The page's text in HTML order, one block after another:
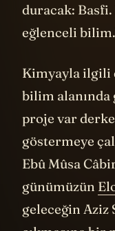
duracak: Basfi.
eğlenceli
Kimyayla ilgili
bilim
proje var
göstermeye
Ebû Mûsa
günümüzün
geleceğin Aziz